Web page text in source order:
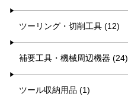
ツーリング・切削工具 (12)
補要工具・機械周辺機器 (24)
ツール収納用品 (1)